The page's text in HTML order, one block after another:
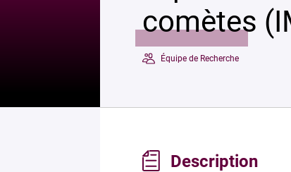
comètes
Équipe de Recherche
Description